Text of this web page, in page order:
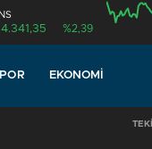
4.341,35 %2,39
EKONOMI
KUR’AN